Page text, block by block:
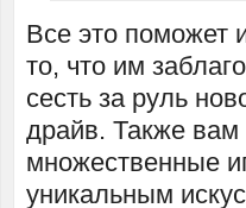
Все это поможет
то, что им
сесть за руль
драйв. Также вам
множественные
уникальным